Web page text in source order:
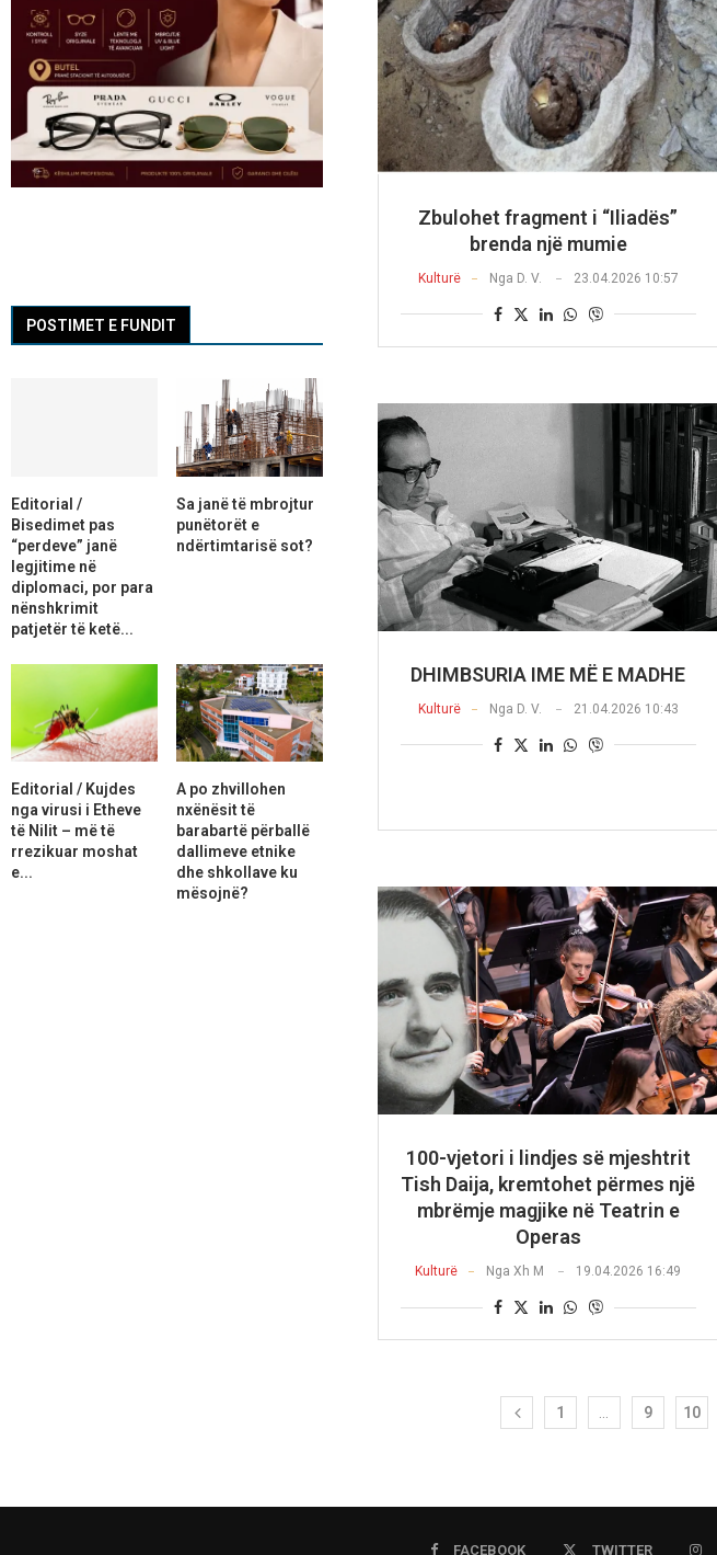
Zbulohet fragment i “Iliadës”
brenda një mumie
Kulturë Nga D. V. 23.04.2026 10:57
DHIMBSURIA IME MË E MADHE
Kulturë Nga D. V. 21.04.2026 10:43
100-vjetori i lindjes së mjeshtrit
Tish Daija, kremtohet përmes një
mbrëmje magjike në Teatrin e
Operas
Kulturë NgaXh M 19.04.2026 16:49
1 … 9 10
POSTIMET E FUNDIT
Editorial /
Bisedimet pas
“perdeve” janë
legjitime në
diplomaci, por para
nënshkrimit
patjetër të ketë...
Sa janë të mbrojtur
punëtorët e
ndërtimtarisë sot?
Editorial / Kujdes
nga virusi i Etheve
të Nilit – më të
rrezikuar moshat
e...
A po zhvillohen
nxënësit të
barabartë përballë
dallimeve etnike
dhe shkollave ku
mësojnë?
FACEBOOK TWITTER